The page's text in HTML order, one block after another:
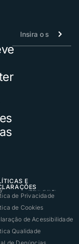
Alternative:
E
de Privacidade
de Cookies
de Acessibilidade
Qualidade